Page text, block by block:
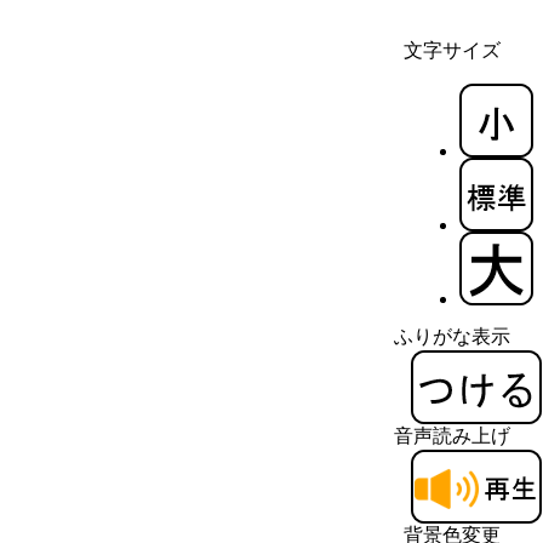
文字サイズ
ふりがな表示
音声読み上げ
背景色変更